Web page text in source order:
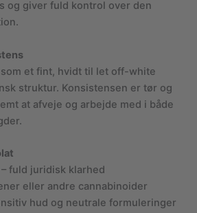
og giver fuld kontrol over den
et fint, hvidt til let off-white
struktur. Konsistensen er tør og
at afveje og arbejde med i både
fuld juridisk klarhed
eller andre cannabinoider
hud og neutrale formuleringer